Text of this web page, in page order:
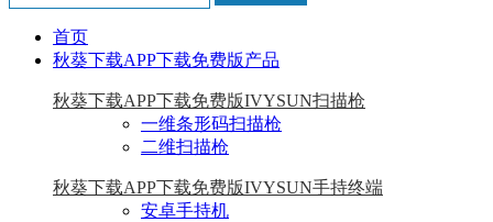
首页
秋葵下载APP下载免费版产品
秋葵下载APP下载免费版IVYSUN扫描枪
一维条形码扫描枪
二维扫描枪
秋葵下载APP下载免费版IVYSUN手持终端
安卓手持机